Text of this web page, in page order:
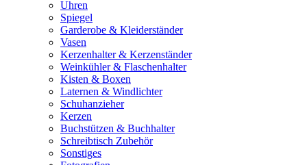
Uhren
Spiegel
Garderobe & Kleiderständer
Vasen
Kerzenhalter & Kerzenständer
Weinkühler & Flaschenhalter
Kisten & Boxen
Laternen & Windlichter
Schuhanzieher
Kerzen
Buchstützen & Buchhalter
Schreibtisch Zubehör
Sonstiges